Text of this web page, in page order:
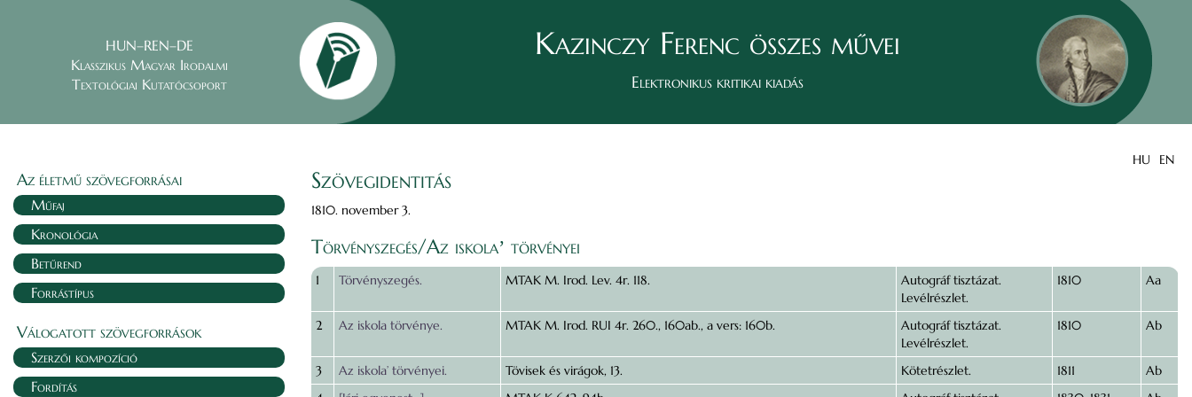
HUN–REN–DE
Klasszikus Magyar Irodalmi
Textológiai Kutatócsoport
Kazinczy Ferenc összes művei
Elektronikus kritikai kiadás
HU EN
Az életmű szövegforrásai
Műfaj
Kronológia
Betűrend
Forrástípus
Válogatott szövegforrások
Szerzői kompozíció
Fordítás
Szövegidentitás
1810. november 3.
Törvényszegés/Az iskolaʼ törvényei
1 Törvényszegés. MTAK M. Irod. Lev. 4r. 118.
Autográf tisztázat.
Levélrészlet.
1810 Aa
2 Az iskola törvénye. MTAK M. Irod. RUI 4r. 260., 160ab., a vers: 160b.
Autográf tisztázat.
Levélrészlet.
1810 Ab
3 Az iskola’ törvényei. Tövisek és virágok, 13. Kötetrészlet. 1811
Ab